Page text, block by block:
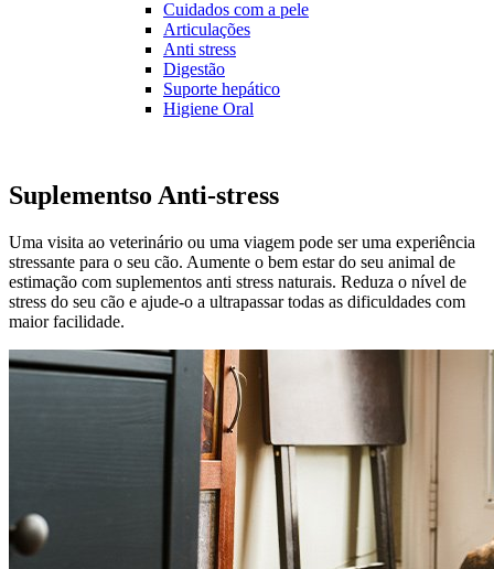
Cuidados com a pele
Articulações
Anti stress
Digestão
Suporte hepático
Higiene Oral
Suplementso Anti-stress
Uma visita ao veterinário ou uma viagem pode ser uma experiência
stressante para o seu cão. Aumente o bem estar do seu animal de
estimação com suplementos anti stress naturais. Reduza o nível de
stress do seu cão e ajude-o a ultrapassar todas as dificuldades com
maior facilidade.